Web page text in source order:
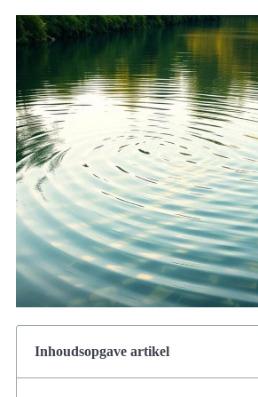
Inhoudsopgave artikel